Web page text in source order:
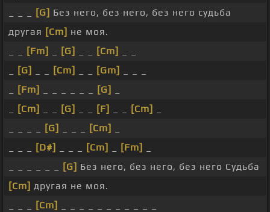
[G] Без него, без него, без него судьба
другая [Cm] не моя.
[Fm] [G] [Cm]
[G] [Cm] [Gm]
[Fm] [G]
[Cm] [G] [F] [Cm]
[G] [Cm]
[D#] [Cm] [Fm]
[G] Без него, без него, без него Судьба
[Cm] другая не моя.
[Cm]